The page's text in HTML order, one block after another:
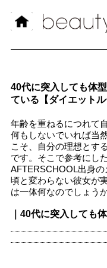
40代に突入しても体
ている【ダイエットル
年齢を重ねるにつれて
何もしないでいれば当
こそ、自分の理想とす
です。そこで参考にし
AFTERSCHOOL出身
頃と変わらない彼女が
は一体何なのでしょう
｜40代に突入しても